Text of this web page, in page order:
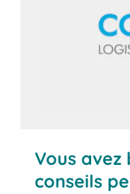
Vous avez
conseils